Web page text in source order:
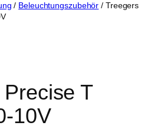
/ Beleuchtungszubehör / Treegers
T
10V